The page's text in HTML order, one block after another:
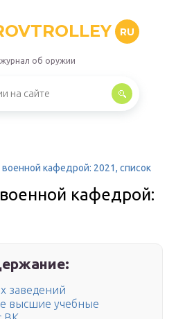
RU
об оружии
кафедрой: 2021, список
кафедрой:
заведений
высшие учебные